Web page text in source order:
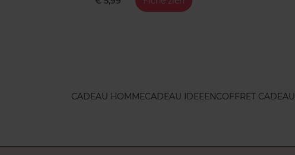
CADEAU HOMMECADEAU IDEEENCOFFRET CADEAU